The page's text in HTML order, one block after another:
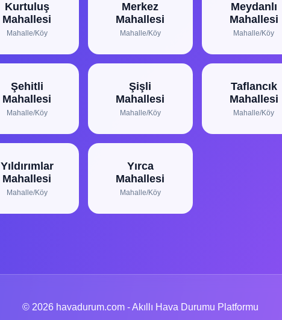
Kurtuluş
Mahallesi
Mahalle/Köy
Merkez
Mahallesi
Mahalle/Köy
Meydanlı
Mahallesi
Mahalle/Köy
Şehitli
Mahallesi
Mahalle/Köy
Şişli
Mahallesi
Mahalle/Köy
Taflancık
Mahallesi
Mahalle/Köy
Yıldırımlar
Mahallesi
Mahalle/Köy
Yırca
Mahallesi
Mahalle/Köy
© 2026 havadurum.com - Akıllı Hava Durumu Platformu